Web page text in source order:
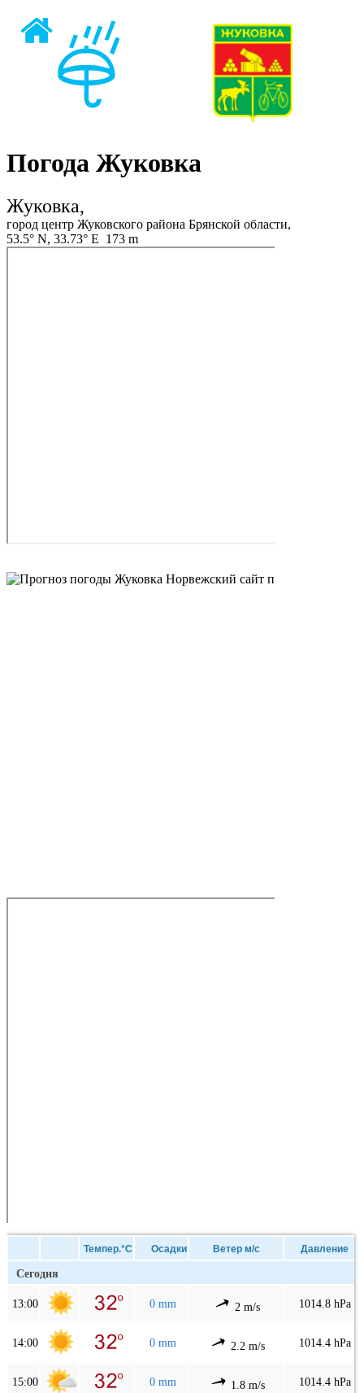
Погода Жуковка
Жуковка,
город центр Жуковского района Брянской области,
53.5° N, 33.73° E 173 m
Темпер.°C Осадки Ветер м/с Давление
Сегодня
13:00 0 mm 2 m/s 1014.8 hPa
14:00 0 mm 2.2 m/s 1014.4 hPa
15:00 0 mm 1.8 m/s 1014.4 hPa